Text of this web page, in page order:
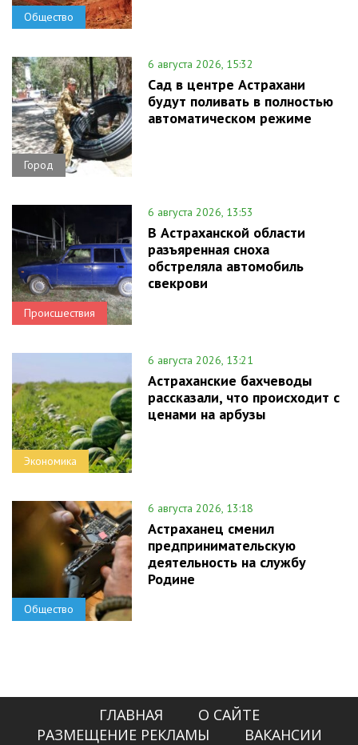
Общество
Город
6 августа 2026, 15:32
Сад в центре Астрахани
будут поливать в полностью
автоматическом режиме
Происшествия
6 августа 2026, 13:53
В Астраханской области
разъяренная сноха
обстреляла автомобиль
свекрови
Экономика
6 августа 2026, 13:21
Астраханские бахчеводы
рассказали, что происходит с
ценами на арбузы
Общество
6 августа 2026, 13:18
Астраханец сменил
предпринимательскую
деятельность на службу
Родине
ГЛАВНАЯ
О САЙТЕ
РАЗМЕЩЕНИЕ РЕКЛАМЫ
ВАКАНСИИ